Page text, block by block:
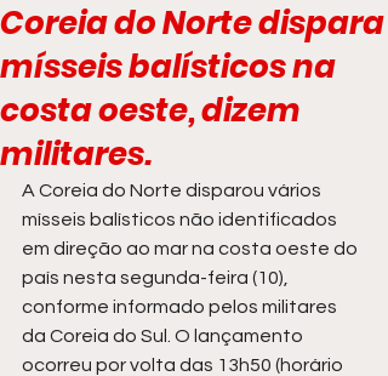
Coreia do Norte dispara
mísseis balísticos na
costa oeste, dizem
militares.
A Coreia do Norte disparou vários
mísseis balísticos não identificados
em direção ao mar na costa oeste do
país nesta segunda-feira (10),
conforme informado pelos militares
da Coreia do Sul. O lançamento
ocorreu por volta das 13h50 (horário